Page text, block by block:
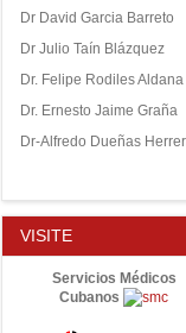
Dr David Garcia Barreto
Dr Julio Taín Blázquez
Dr. Felipe Rodiles Aldana
Dr. Ernesto Jaime Graña
Dr-Alfredo Dueñas
VISITE
Servicios Médicos
Cubanos